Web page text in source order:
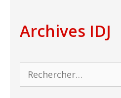
Archives IDJ
Rechercher :